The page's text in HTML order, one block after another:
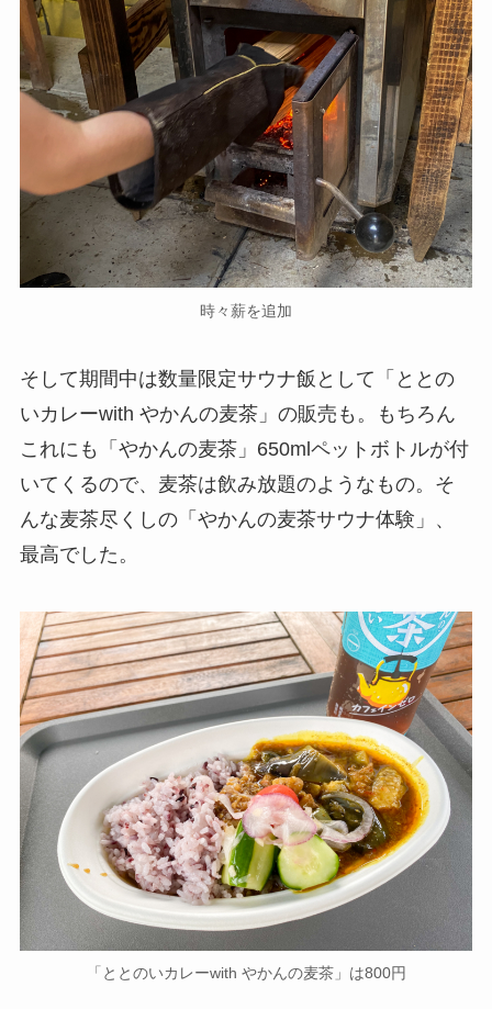
時々薪を追加
そして期間中は数量限定サウナ飯として「ととの
いカレーwith やかんの麦茶」の販売も。もちろん
これにも「やかんの麦茶」650mlペットボトルが付
いてくるので、麦茶は飲み放題のようなもの。そ
んな麦茶尽くしの「やかんの麦茶サウナ体験」、
最高でした。
「ととのいカレーwith やかんの麦茶」は800円